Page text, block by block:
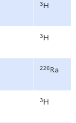
3H
3H
226Ra
3H